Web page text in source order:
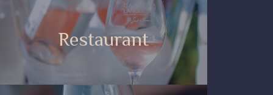
Restaurant